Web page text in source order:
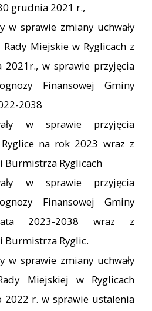
grudnia 2021 r.,
w sprawie zmiany uchwały
Rady Miejskie w Ryglicach z
w sprawie przyjęcia
Finansowej Gminy
2038
w sprawie przyjęcia
na rok 2023 wraz z
Ryglicach
w sprawie przyjęcia
Finansowej Gminy
2023-2038 wraz z
Ryglic.
w sprawie zmiany uchwały
Miejskiej w Ryglicach
r. w sprawie ustalenia